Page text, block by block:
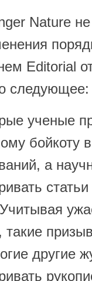
Nature
Editorial
следующее:
ученые
бойкоту
а
такие
другие